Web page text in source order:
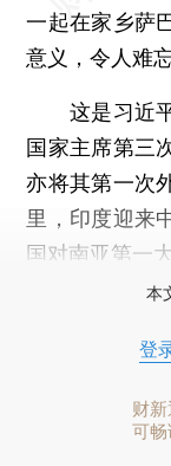
一起在家乡萨
意义，令人难忘
这是习近平
国家主席第三
亦将其第一次
里，印度迎来
国对南亚第一
本
登
财
可畅